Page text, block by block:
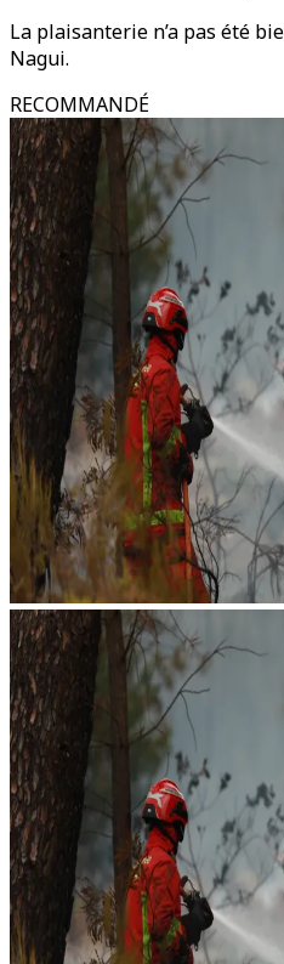
La plaisanterie n’a pas été
Nagui.
RECOMMANDÉ